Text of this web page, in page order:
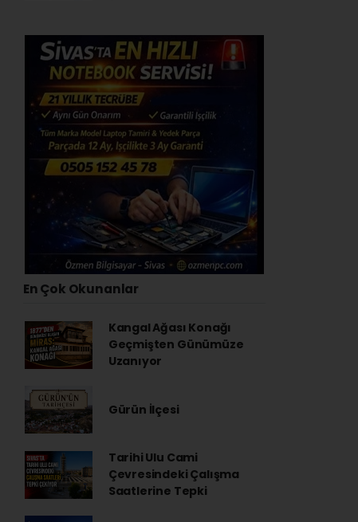
En Çok Okunanlar
Kangal Ağası Konağı
Geçmişten Günümüze
Uzanıyor
Gürün İlçesi
Tarihi Ulu Cami
Çevresindeki Çalışma
Saatlerine Tepki